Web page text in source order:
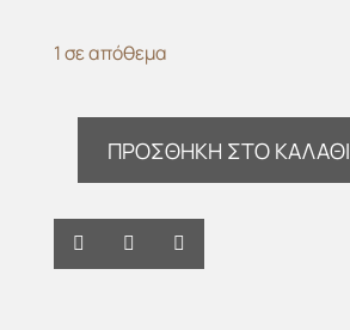
1 σε απόθεμα
Καπέλο
Nature
l
ΠΡΟΣΘΉΚΗ ΣΤΟ ΚΑΛΆΘΙ